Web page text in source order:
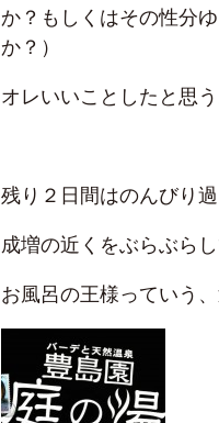
か？もしくはその性分
か？）
オレいいことしたと思
残り２日間はのんびり過
成増の近くをぶらぶら
お風呂の王様っていう